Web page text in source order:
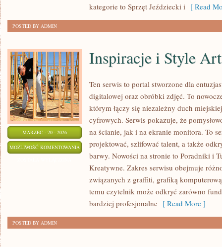
kategorie to Sprzęt Jeździecki i [ Read
POSTED BY ADMIN
MARZEC - 20 - 2026
MOŻLIWOŚĆ KOMENTOWANIA INSPIRACJE
STYLE
ARTYSTYCZNE
Inspiracje i Style
Ten serwis to portal stworzone dla
digitalowej oraz obróbki zdjęć. To
którym łączy się niezależny duch
cyfrowych. Serwis pokazuje, że
na ścianie, jak i na ekranie monitora. To
projektować, szlifować talent, a także
barwy. Nowości na stronie to Poradniki i
Kreatywne. Zakres serwisu obejmuje
związanych z graffiti, grafiką
temu czytelnik może odkryć zarówno
bardziej profesjonalne [ Read More ]
POSTED BY ADMIN